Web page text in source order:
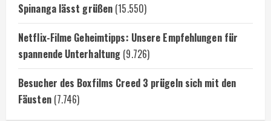
Spinanga lässt grüßen (15.550)
Netflix-Filme Geheimtipps: Unsere Empfehlungen für
spannende Unterhaltung (9.726)
Besucher des Boxfilms Creed 3 prügeln sich mit den
Fäusten (7.746)